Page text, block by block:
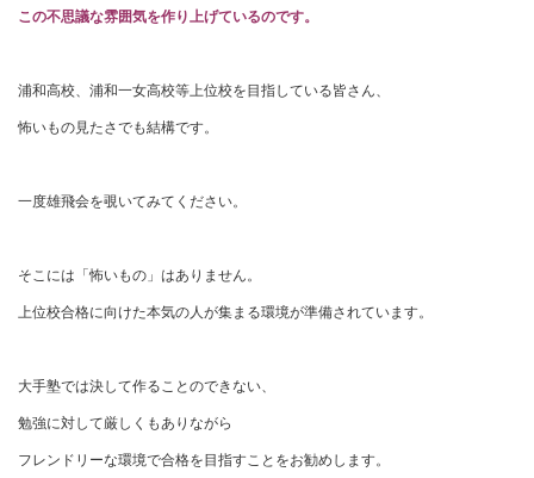
この不思議な雰囲気を作り上げているのです。
浦和高校、浦和一女高校等上位校を目指している皆さん、
怖いもの見たさでも結構です。
一度雄飛会を覗いてみてください。
そこには「怖いもの」はありません。
上位校合格に向けた本気の人が集まる環境が準備されています。
大手塾では決して作ることのできない、
勉強に対して厳しくもありながら
フレンドリーな環境で合格を目指すことをお勧めします。